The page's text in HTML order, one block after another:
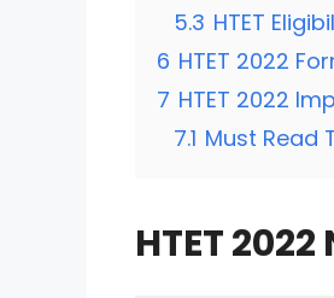
5.3 HTET
6 HTET 2022
7 HTET 2022
7.1 Must Read
HTET